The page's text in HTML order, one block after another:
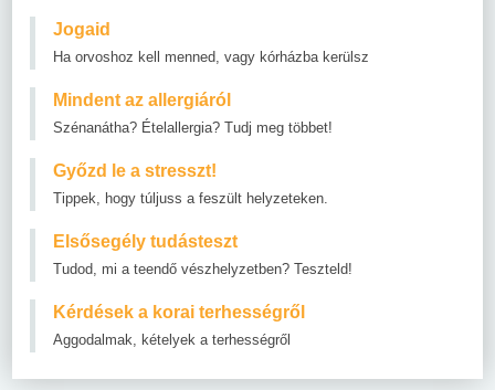
Jogaid
Ha orvoshoz kell menned, vagy kórházba kerülsz
Mindent az allergiáról
Szénanátha? Ételallergia? Tudj meg többet!
Győzd le a stresszt!
Tippek, hogy túljuss a feszült helyzeteken.
Elsősegély tudásteszt
Tudod, mi a teendő vészhelyzetben? Teszteld!
Kérdések a korai terhességről
Aggodalmak, kételyek a terhességről